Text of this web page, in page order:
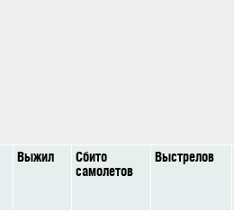
Выжил Сбито
самолетов
Выстрелов